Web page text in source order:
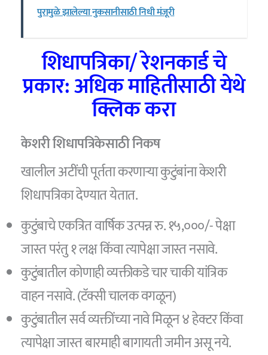
पुरामुळे झालेल्या नुकसानीसाठी निधी मंजूरी
शिधापत्रिका/ रेशनकार्ड चे
प्रकार: अधिक माहितीसाठी येथे
क्लिक करा
केशरी शिधापत्रिकेसाठी निकष
खालील अटींची पूर्तता करणाऱ्या कुटुंबांना केशरी
शिधापत्रिका देण्यात येतात.
कुटुंबाचे एकत्रित वार्षिक उत्पन्न रु. १५,०००/- पेक्षा
जास्त परंतु १ लक्ष किंवा त्यापेक्षा जास्त नसावे.
कुटुंबातील कोणाही व्यक्तीकडे चार चाकी यांत्रिक
वाहन नसावे. (टॅक्सी चालक वगळून)
कुटुंबातील सर्व व्यक्तींच्या नावे मिळून ४ हेक्टर किंवा
त्यापेक्षा जास्त बारमाही बागायती जमीन असू नये.